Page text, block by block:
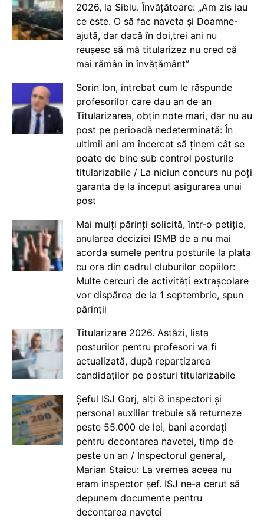
2026, la Sibiu. Învățătoare: „Am zis iau
ce este. O să fac naveta și Doamne-
ajută, dar dacă în doi,trei ani nu
reușesc să mă titularizez nu cred că
mai rămân în învățământ”
Sorin Ion, întrebat cum le răspunde
profesorilor care dau an de an
Titularizarea, obțin note mari, dar nu au
post pe perioadă nedeterminată: În
ultimii ani am încercat să ținem cât se
poate de bine sub control posturile
titularizabile / La niciun concurs nu poți
garanta de la început asigurarea unui
post
Mai mulți părinți solicită, într-o petiție,
anularea deciziei ISMB de a nu mai
acorda sumele pentru posturile la plata
cu ora din cadrul cluburilor copiilor:
Multe cercuri de activități extrașcolare
vor dispărea de la 1 septembrie, spun
părinții
Titularizare 2026. Astăzi, lista
posturilor pentru profesori va fi
actualizată, după repartizarea
candidaților pe posturi titularizabile
Șeful ISJ Gorj, alți 8 inspectori și
personal auxiliar trebuie să returneze
peste 55.000 de lei, bani acordați
pentru decontarea navetei, timp de
peste un an / Inspectorul general,
Marian Staicu: La vremea aceea nu
eram inspector șef. ISJ ne-a cerut să
depunem documente pentru
decontarea navetei